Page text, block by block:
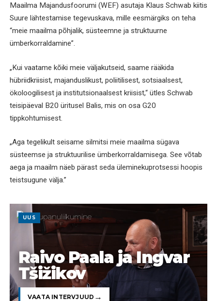
Maailma Majandusfoorumi (WEF) asutaja Klaus Schwab kiitis
Suure lähtestamise tegevuskava, mille eesmärgiks on teha
“meie maailma põhjalik, süsteemne ja struktuurne
ümberkorraldamine”.
„Kui vaatame kõiki meie väljakutseid, saame rääkida
hübriidkriisist, majanduslikust, poliitilisest, sotsiaalsest,
ökoloogilisest ja institutsionaalsest kriisist,“ ütles Schwab
teisipäeval B20 üritusel Balis, mis on osa G20
tippkohtumisest.
„Aga tegelikult seisame silmitsi meie maailma sügava
süsteemse ja struktuurilise ümberkorraldamisega. See võtab
aega ja maailm näeb pärast seda üleminekuprotsessi hoopis
teistsugune välja.”
UUS
Raivo Paala ja Ingvar
Tšižikov
VAATA INTERVJUUD